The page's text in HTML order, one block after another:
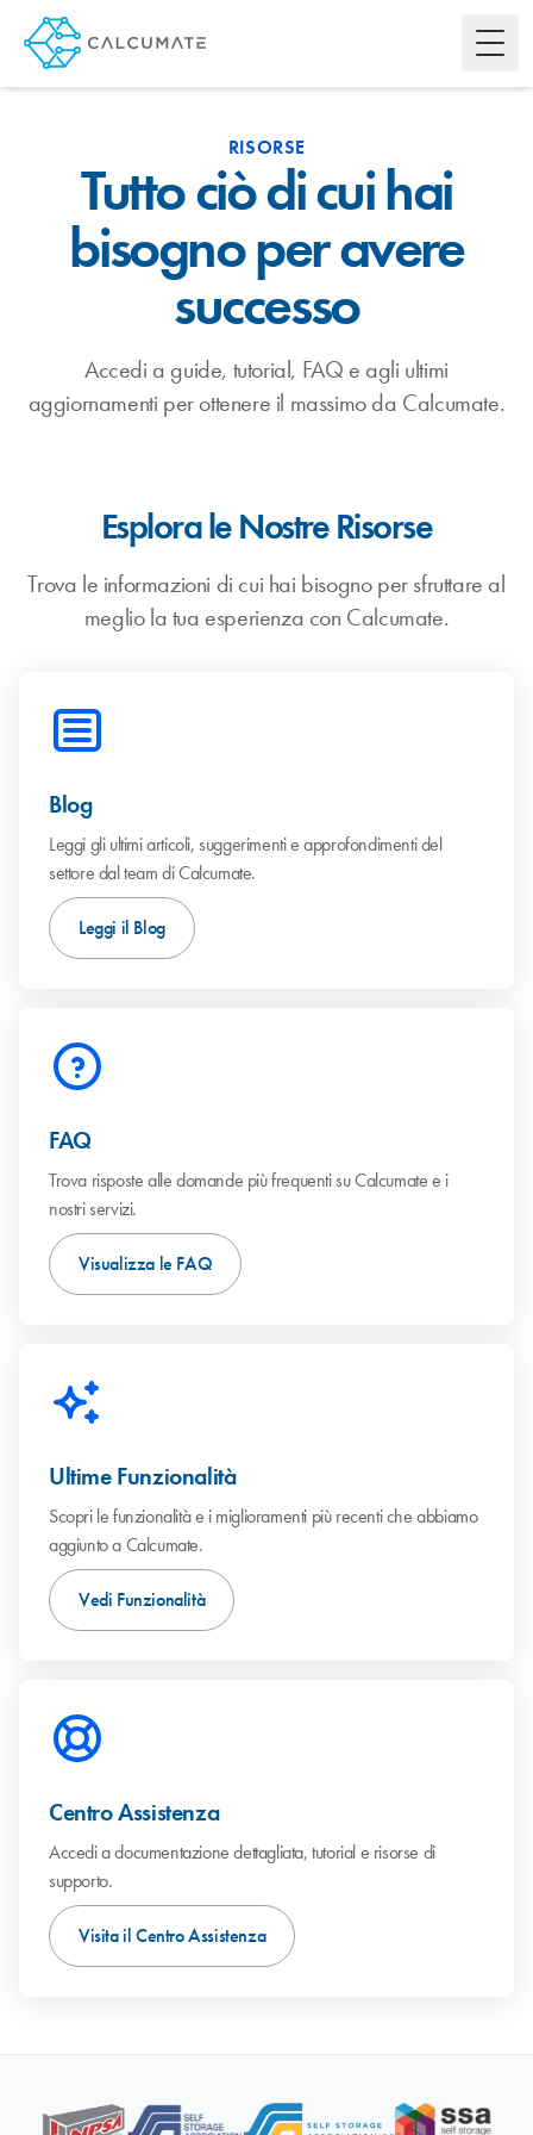
RISORSE
Tutto ciò di cui hai
bisogno per avere
successo
Accedi a guide, tutorial, FAQ e agli ultimi
aggiornamenti per ottenere il massimo da Calcumate.
Esplora le Nostre Risorse
Trova le informazioni di cui hai bisogno per sfruttare al
meglio la tua esperienza con Calcumate.
Blog
Leggi gli ultimi articoli, suggerimenti e approfondimenti del
settore dal team di Calcumate.
Leggi il Blog
FAQ
Trova risposte alle domande più frequenti su Calcumate e i
nostri servizi.
Visualizza le FAQ
Ultime Funzionalità
Scopri le funzionalità e i miglioramenti più recenti che abbiamo
aggiunto a Calcumate.
Vedi Funzionalità
Centro Assistenza
Accedi a documentazione dettagliata, tutorial e risorse di
supporto.
Visita il Centro Assistenza